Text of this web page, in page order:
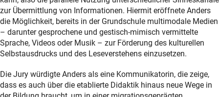
zur Übermittlung von Informationen. Hiermit eröffnete Anders
die Möglichkeit, bereits in der Grundschule multimodale Medien
– darunter gesprochene und gestisch-mimisch vermittelte
Sprache, Videos oder Musik – zur Förderung des kulturellen
Selbstausdrucks und des Leseverstehens einzusetzen.
Die Jury würdigte Anders als eine Kommunikatorin, die zeige,
dass es auch über die etablierte Didaktik hinaus neue Wege in